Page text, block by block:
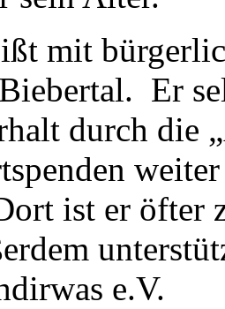
mit
Er
durch die
ist er öfter
e.V.